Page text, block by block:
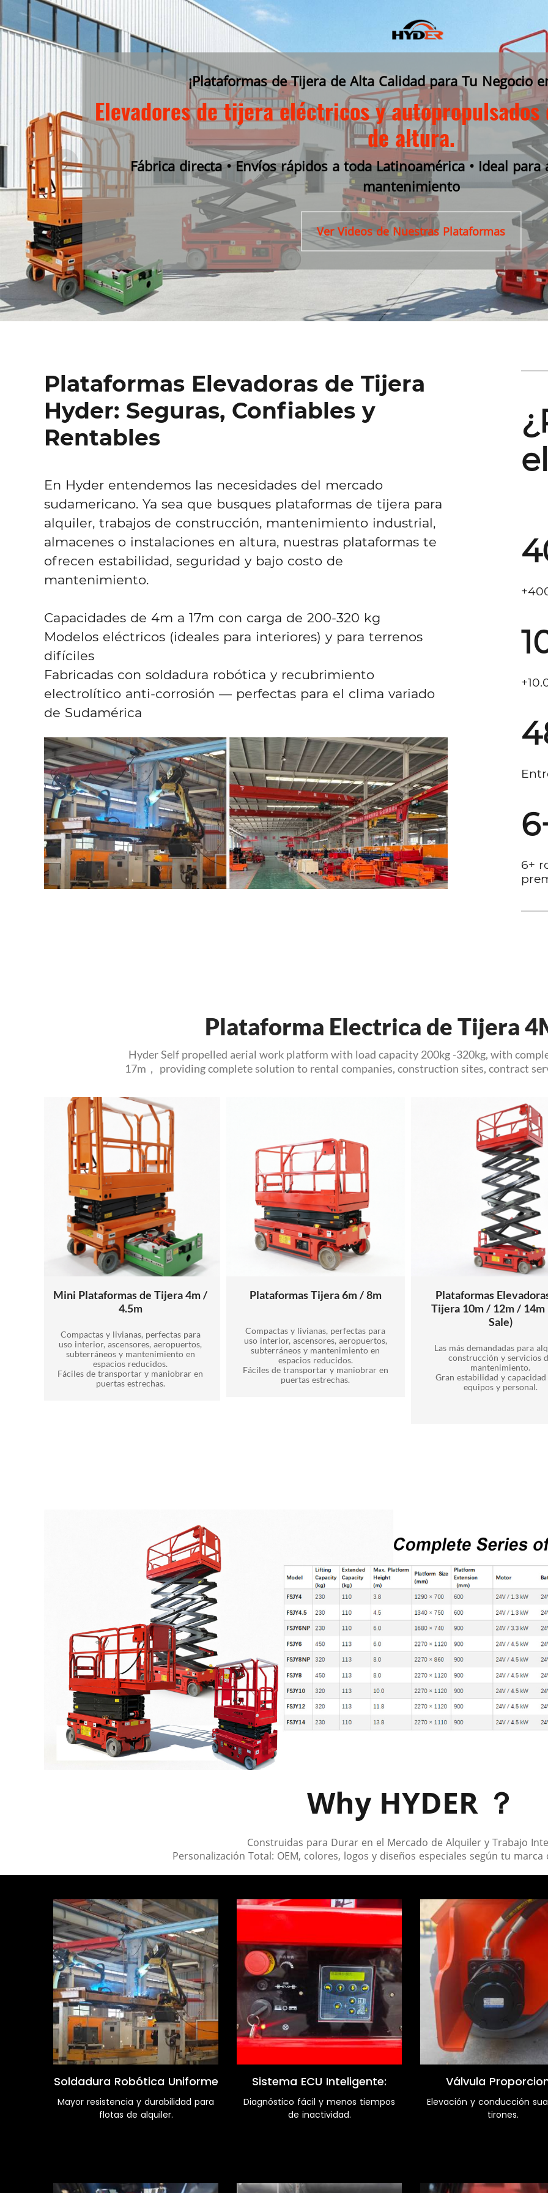
¡Plataformas de Tijera de Alta Calidad para Tu Negocio
Elevadores de tijera eléctricos y autopropulsados
de altura.
Fábrica directa • Envíos rápidos a toda Latinoamérica • Ideal
mantenimiento
Ver Videos de Nuestras Plataformas
Plataformas Elevadoras de Tijera
Hyder: Seguras, Confiables y
Rentables
En Hyder entendemos las necesidades del mercado
sudamericano. Ya sea que busques plataformas de tijera para
alquiler, trabajos de construcción, mantenimiento industrial,
almacenes o instalaciones en altura, nuestras plataformas te
ofrecen estabilidad, seguridad y bajo costo de
mantenimiento.
Capacidades de 4m a 17m con carga de 200-320 kg
Modelos eléctricos (ideales para interiores) y para terrenos
difíciles
Fabricadas con soldadura robótica y recubrimiento
electrolítico anti-corrosión — perfectas para el clima variado
de Sudamérica
6+
Plataforma Electrica de Tijera
Hyder Self propelled aerial work platform with load capacity 200kg -320kg, with
17m， providing complete solution to rental companies, construction sites, contract
Mini Plataformas de Tijera 4m /
4.5m
Compactas y livianas, perfectas para
uso interior, ascensores, aeropuertos,
subterráneos y mantenimiento en
espacios reducidos.
Fáciles de transportar y maniobrar en
Plataformas Tijera 6m / 8m
Compactas y livianas, perfectas para
uso interior, ascensores, aeropuertos,
subterráneos y mantenimiento en
espacios reducidos.
Fáciles de transportar y maniobrar en
Plataformas
Tijera 10m / 12m /
Sale)
Las más demandadas para
construcción y servicios
mantenimiento.
Gran estabilidad y capacidad
equipos y personal.
Why HYDER ？
Construidas para Durar en el Mercado de Alquiler y Trabajo
Personalización Total: OEM, colores, logos y diseños especiales según tu marca
Soldadura Robótica Uniforme
Mayor resistencia y durabilidad para
flotas de alquiler.
Sistema ECU Inteligente:
Diagnóstico fácil y menos tiempos
de inactividad.
Válvula
Elevación y conducción
tirones.